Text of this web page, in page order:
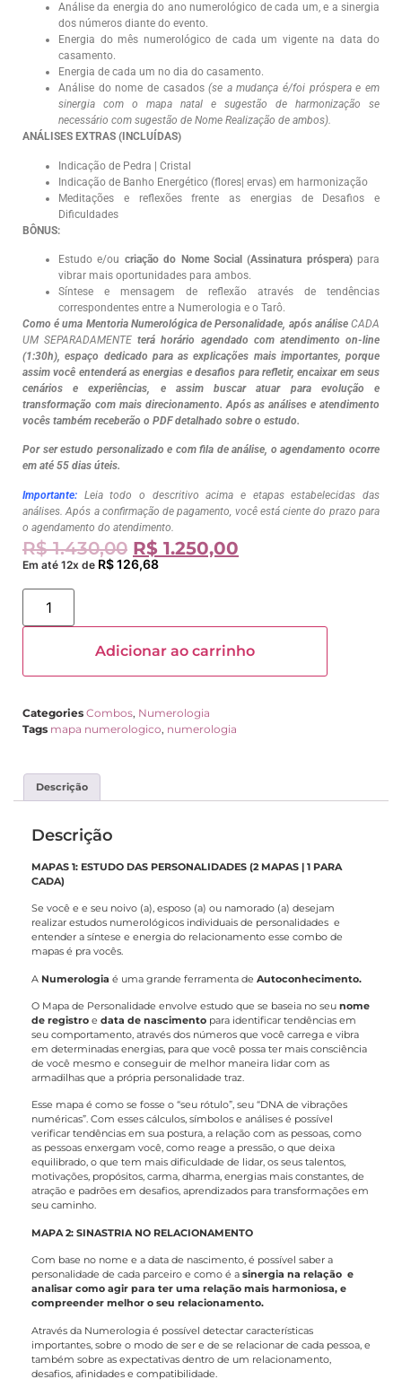
Análise da energia do ano numerológico de cada um, e a sinergia
dos números diante do evento.
Energia do mês numerológico de cada um vigente na data do
casamento.
Energia de cada um no dia do casamento.
Análise do nome de casados(se a mudança é/foi próspera e em
sinergia com o mapa natal e sugestão de harmonização se
necessário com sugestão de Nome Realização de ambos).
ANÁLISES EXTRAS (INCLUÍDAS)
Indicação de Pedra | Cristal
Indicação de Banho Energético (flores| ervas) em harmonização
Meditações e reflexões frente as energias de Desafios e
Dificuldades
BÔNUS:
Estudo e/ou criação do Nome Social (Assinatura próspera)para
vibrar mais oportunidades para ambos.
Síntese e mensagem de reflexão através de tendências
correspondentes entre a Numerologia e o Tarô.
Como é uma Mentoria Numerológica de Personalidade, após análise CADA
UM SEPARADAMENTE terá horário agendado com atendimento on-line
(1:30h), espaço dedicado para as explicações mais importantes, porque
assim você entenderá as energias e desafios para refletir, encaixar em seus
cenários e experiências, e assim buscar atuar para evolução e
transformação com mais direcionamento. Após as análises e atendimento
vocês também receberão o PDF detalhado sobre o estudo.
Por ser estudo personalizado e com fila de análise, o agendamento ocorre
em até 55 dias úteis.
Importante: Leia todo o descritivo acima e etapas estabelecidas das
análises. Após a confirmação de pagamento, você está ciente do prazo para
o agendamento do atendimento.
R$1.430,00 R$ 1.250,00
Em até 12x de R$126,68
Adicionar ao carrinho
Categories Combos, Numerologia
Tags mapa numerologico, numerologia
Descrição
Descrição
MAPAS 1: ESTUDO DAS PERSONALIDADES (2 MAPAS | 1 PARA
CADA)
Se você e e seu noivo (a), esposo (a) ou namorado (a) desejam
realizar estudos numerológicos individuais de personalidades e
entender a síntese e energia do relacionamento esse combo de
mapas é pra vocês.
A Numerologia é uma grande ferramenta de Autoconhecimento.
O Mapa de Personalidade envolve estudo que se baseia no seu nome
de registro e data de nascimento para identificar tendências em
seu comportamento, através dos números que você carrega e vibra
em determinadas energias, para que você possa ter mais consciência
de você mesmo e conseguir de melhor maneira lidar com as
armadilhas que a própria personalidade traz.
Esse mapa é como se fosse o “seu rótulo”, seu “DNA de vibrações
numéricas”. Com esses cálculos, símbolos e análises é possível
verificar tendências em sua postura, a relação com as pessoas, como
as pessoas enxergam você, como reage a pressão, o que deixa
equilibrado, o que tem mais dificuldade de lidar, os seus talentos,
motivações, propósitos, carma, dharma, energias mais constantes, de
atração e padrões em desafios, aprendizados para transformações em
seu caminho.
MAPA 2: SINASTRIA NO RELACIONAMENTO
Com base no nome e a data de nascimento, é possível saber a
personalidade de cada parceiro e como é a sinergia na relação e
analisar como agir para ter uma relação mais harmoniosa, e
compreender melhor o seu relacionamento.
Através da Numerologia é possível detectar características
importantes, sobre o modo de ser e de se relacionar de cada pessoa, e
também sobre as expectativas dentro de um relacionamento,
desafios, afinidades e compatibilidade.